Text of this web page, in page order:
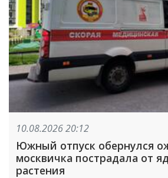
10.08.2026 20:12
Южный отпуск обернулся
москвичка пострадала от
растения